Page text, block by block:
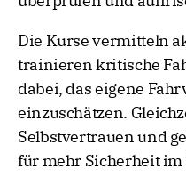
Die Kurse vermitteln
trainieren kritische
dabei, das eigene
einzuschätzen.
Selbstvertrauen und
für mehr Sicherheit